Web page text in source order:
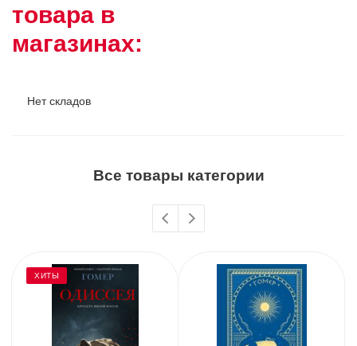
товара в
магазинах:
Нет складов
Все товары категории
ХИТЫ